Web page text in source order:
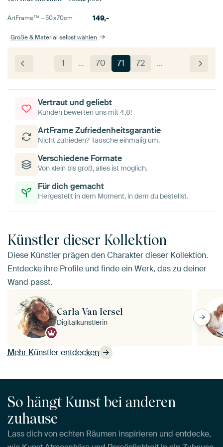
ArtFrame™ –50×70cm 149,-
Größe & Material selbst wählen
1 … 70 71 72 …
Vertraut und geliebt
Kunden bewerten uns mit 4,8!
ArtFrame Zufriedenheitsgarantie
Nicht zufrieden? Tausche einmalig um.
Verschiedene Formate
Von klein bis groß, alles ist möglich.
Für dich gemacht
Hergestellt in dem Moment, in dem du bestellst.
Künstler dieser Kollektion
Diese Künstler prägen den Charakter dieser Kollektion.
Entdecke ihre Profile und finde ein Werk, das zu deiner
Wand passt.
Mehr Künstler entdecken
Carla Van Iersel
Digitalkünstlerin
So hängt Kunst bei anderen
zuhause
Lass dich von echten Räumen inspirieren und entdecke,